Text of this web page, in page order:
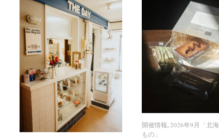
開催情報,2026年9月「北
もの」
開催情報 2026年9月「北
もの」